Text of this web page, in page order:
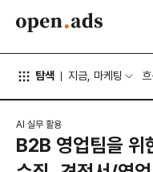
탐색 지금, 마케팅
AI 실무 활용
B2B 영업팀을 위